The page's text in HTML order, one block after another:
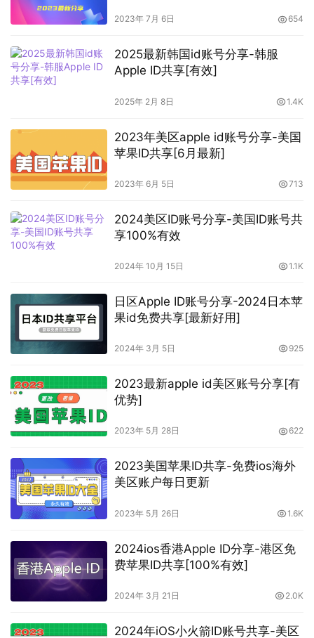
2023年 7月 6日 654
2025最新韩国id账号分享-韩服
Apple ID共享[有效]
2025年 2月 8日 1.4K
2023年美区apple id账号分享-美国
苹果ID共享[6月最新]
2023年 6月 5日 713
2024美区ID账号分享-美国ID账号共
享100%有效
2024年 10月 15日 1.1K
日区Apple ID账号分享-2024日本苹
果id免费共享[最新好用]
2024年 3月 5日 925
2023最新apple id美区账号分享[有
优势]
2023年 5月 28日 622
2023美国苹果ID共享-免费ios海外
美区账户每日更新
2023年 5月 26日 1.6K
2024ios香港Apple ID分享-港区免
费苹果ID共享[100%有效]
2024年 3月 21日 2.0K
2024年iOS小火箭ID账号共享-美区